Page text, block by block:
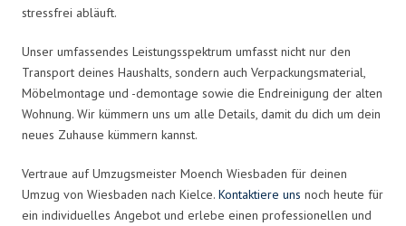
stressfrei abläuft.
Unser umfassendes Leistungsspektrum umfasst nicht nur den
Transport deines Haushalts, sondern auch Verpackungsmaterial,
Möbelmontage und -demontage sowie die Endreinigung der alten
Wohnung. Wir kümmern uns um alle Details, damit du dich um dein
neues Zuhause kümmern kannst.
Vertraue auf Umzugsmeister Moench Wiesbaden für deinen
Umzug von Wiesbaden nach Kielce. Kontaktiere uns noch heute für
ein individuelles Angebot und erlebe einen professionellen und